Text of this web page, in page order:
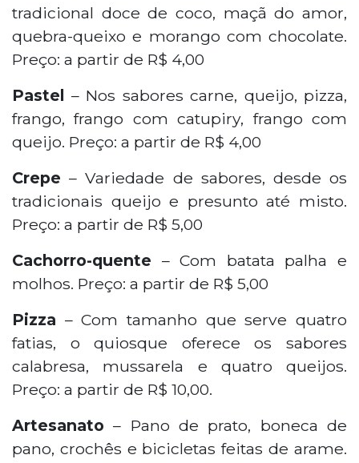
tradicional doce de coco, maçã do amor,
quebra-queixo e morango com chocolate.
Preço: a partir de R$ 4,00
Pastel – Nos sabores carne, queijo, pizza,
frango, frango com catupiry, frango com
queijo. Preço: a partir de R$ 4,00
Crepe – Variedade de sabores, desde os
tradicionais queijo e presunto até misto.
Preço: a partir de R$ 5,00
Cachorro-quente – Com batata palha e
molhos. Preço: a partir de R$ 5,00
Pizza – Com tamanho que serve quatro
fatias, o quiosque oferece os sabores
calabresa, mussarela e quatro queijos.
Preço: a partir de R$ 10,00.
Artesanato – Pano de prato, boneca de
pano, crochês e bicicletas feitas de arame.